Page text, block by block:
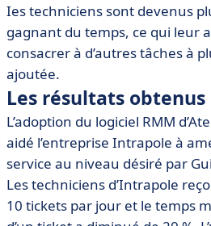
Ies techniciens sont devenus
gagnant du temps, ce qui leur
consacrer à d’autres tâches à
ajoutée.
Les résultats obtenus
L’adoption du logiciel RMM
aidé l’entreprise Intrapole à
service au niveau désiré par
Les techniciens d’Intrapole
10 tickets par jour et le temps